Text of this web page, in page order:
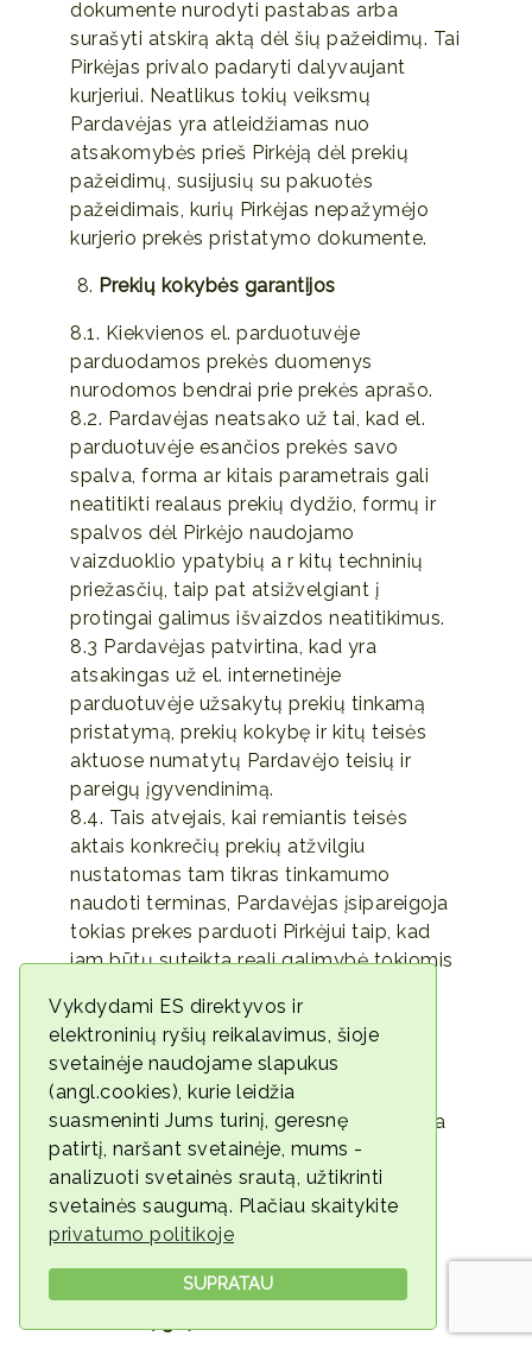
Vykdydami ES direktyvos ir
elektroninių ryšių reikalavimus, šioje
svetainėje naudojame slapukus
(angl.cookies), kurie leidžia
suasmeninti Jums turinį, geresnę
patirtį, naršant svetainėje, mums -
analizuoti svetainės srautą, užtikrinti
svetainės saugumą. Plačiau skaitykite
privatumo politikoje
SUPRATAU
dokumente nurodyti pastabas arba
surašyti atskirą aktą dėl šių pažeidimų. Tai
Pirkėjas privalo padaryti dalyvaujant
kurjeriui. Neatlikus tokių veiksmų
Pardavėjas yra atleidžiamas nuo
atsakomybės prieš Pirkėją dėl prekių
pažeidimų, susijusių su pakuotės
pažeidimais, kurių Pirkėjas nepažymėjo
kurjerio prekės pristatymo dokumente.
Prekių kokybės garantijos
8.1. Kiekvienos el. parduotuvėje
parduodamos prekės duomenys
nurodomos bendrai prie prekės aprašo.
8.2. Pardavėjas neatsako už tai, kad el.
parduotuvėje esančios prekės savo
spalva, forma ar kitais parametrais gali
neatitikti realaus prekių dydžio, formų ir
spalvos dėl Pirkėjo naudojamo
vaizduoklio ypatybių a r kitų techninių
priežasčių, taip pat atsižvelgiant į
protingai galimus išvaizdos neatitikimus.
8.3 Pardavėjas patvirtina, kad yra
atsakingas už el. internetinėje
parduotuvėje užsakytų prekių tinkamą
pristatymą, prekių kokybę ir kitų teisės
aktuose numatytų Pardavėjo teisių ir
pareigų įgyvendinimą.
8.4. Tais atvejais, kai remiantis teisės
aktais konkrečių prekių atžvilgiu
nustatomas tam tikras tinkamumo
naudoti terminas, Pardavėjas įsipareigoja
tokias prekes parduoti Pirkėjui taip, kad
jam būtų suteikta reali galimybė tokiomis
naudoti termino pabaigos.
Keitimasis informacija
9.1 Pirkėjas visus pranešimus ir
klausimus siunčia ir kitaip kontaktuoja
el. paštu – ambervita@ambervita.lt
arba telefonu +370 615 27522.
9.2. Pardavėjas pranešimus siunčia ir
kontaktuoja su Pirkėju registracijos
formoje pateiktu elektroninio pašto
adresu ar telefonu.